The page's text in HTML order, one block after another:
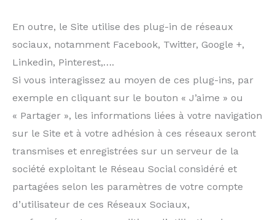
En outre, le Site utilise des plug-in de réseaux
sociaux, notamment Facebook, Twitter, Google +,
Linkedin, Pinterest,….
Si vous interagissez au moyen de ces plug-ins, par
exemple en cliquant sur le bouton « J’aime » ou
« Partager », les informations liées à votre navigation
sur le Site et à votre adhésion à ces réseaux seront
transmises et enregistrées sur un serveur de la
société exploitant le Réseau Social considéré et
partagées selon les paramètres de votre compte
d’utilisateur de ces Réseaux Sociaux,